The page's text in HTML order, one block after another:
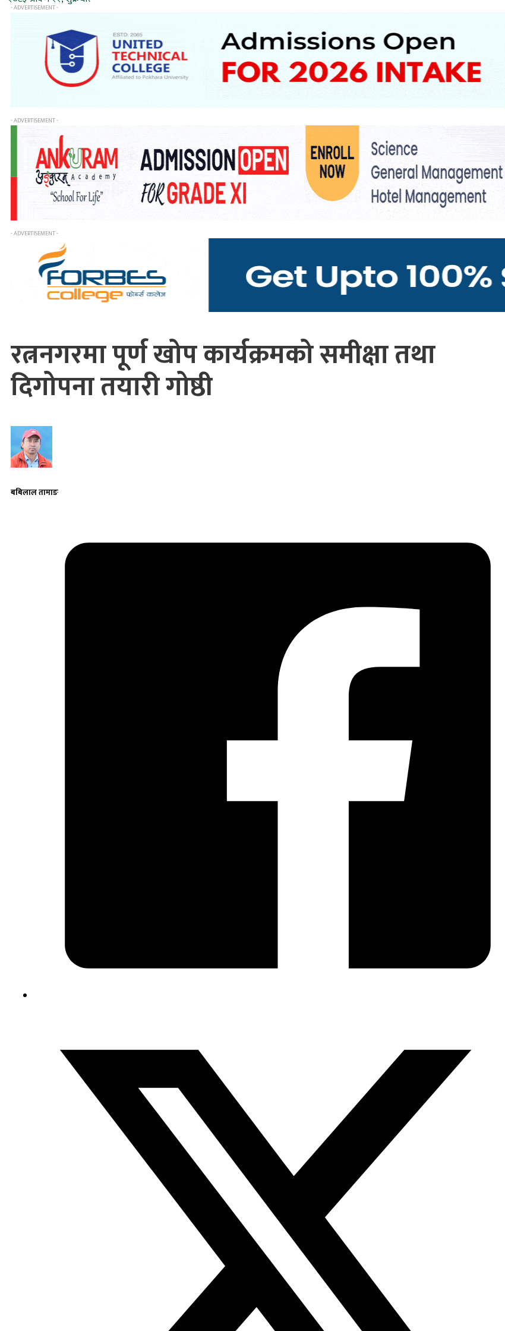
- ADVERTISEMENT -
- ADVERTISEMENT -
- ADVERTISEMENT -
रत्ननगरमा पूर्ण खोप कार्यक्रमको समीक्षा तथा
दिगोपना तयारी गोष्ठी
बबिलाल तामाङ